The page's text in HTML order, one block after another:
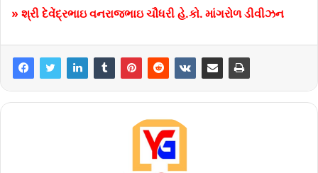
» શ્રી દેવેંદ્રભાઇ વનરાજભાઇ ચૌધરી હે.કો. માંગરોળ ડીવીઝન